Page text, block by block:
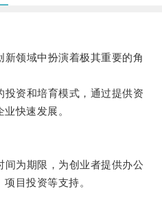
领域中扮演着极其重要的角
资和培育模式，通过提供资
快速发展。
为期限，为创业者提供办公
目投资等支持。